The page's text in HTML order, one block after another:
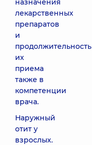
назначения
лекарственных
препаратов
и
продолжительность
их
приема
также в
компетенции
врача.
Наружный
отит у
взрослых.